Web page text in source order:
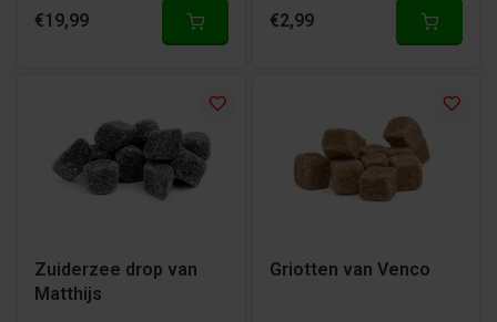
€19,99 €2,99
Zuiderzee drop van
Matthijs
Griotten van Venco